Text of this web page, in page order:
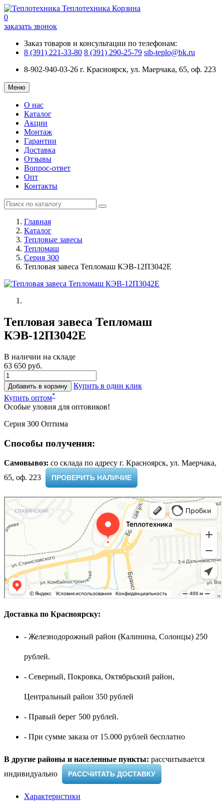
Теплотехника Корзина
0
заказать звонок
Заказ товаров и консультации по телефонам:
8 (391) 221-33-80 8 (391) 290-25-79 sib-teplo@bk.ru
8-902-940-03-26 г. Красноярск, ул. Маерчака, 65, оф. 223
Меню
О нас
Каталог
Акции
Монтаж
Гарантии
Доставка
Отзывы
Вопрос-ответ
Опт
Контакты
Главная
Каталог
Тепловые завесы
Тепломаш
Серия 300
Тепловая завеса Тепломаш КЭВ-12П3042Е
Тепловая завеса Тепломаш
КЭВ-12П3042Е
В наличии на складе
63 650 руб.
Добавить в корзину
Купить в один клик
Купить оптом*
Особые уловия для оптовиков!
Серия 300 Оптима
Способы получения:
Самовывоз: cо склада по адресу г. Красноярск, ул. Маерчака,
65, оф. 223 ​
ПРОВЕРИТЬ НАЛИЧИЕ
Доставка по Красноярску:
- Железнодорожный район (Калинина, Солонцы) 250
рублей.
- Северный, Покровка, Октябрьский район,
Центральный район 350 рублей
- Правый берег 500 рублей.
- При сумме заказа от 15.000 рублей бесплатно
В другие районы и населенные пункты: рассчитывается
индивидуально ​
РАССЧИТАТЬ ДОСТАВКУ
Характеристики